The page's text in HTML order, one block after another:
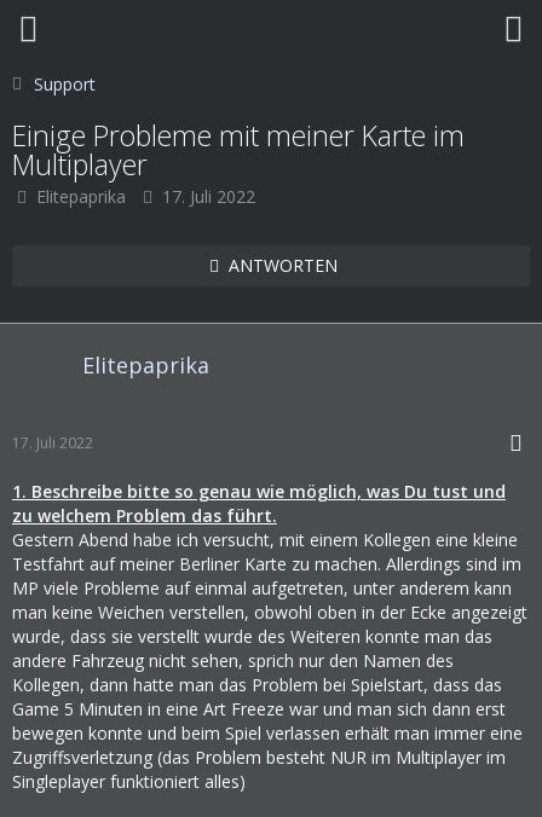
Support
Einige Probleme mit meiner Karte im
Multiplayer
Elitepaprika 17. Juli 2022
ANTWORTEN
Elitepaprika
17. Juli 2022
1. Beschreibe bitte so genau wie möglich, was Du tust und
zu welchem Problem das führt.
Gestern Abend habe ich versucht, mit einem Kollegen eine kleine
Testfahrt auf meiner Berliner Karte zu machen. Allerdings sind im
MP viele Probleme auf einmal aufgetreten, unter anderem kann
man keine Weichen verstellen, obwohl oben in der Ecke angezeigt
wurde, dass sie verstellt wurde des Weiteren konnte man das
andere Fahrzeug nicht sehen, sprich nur den Namen des
Kollegen, dann hatte man das Problem bei Spielstart, dass das
Game 5 Minuten in eine Art Freeze war und man sich dann erst
bewegen konnte und beim Spiel verlassen erhält man immer eine
Zugriffsverletzung (das Problem besteht NUR im Multiplayer im
Singleplayer funktioniert alles)